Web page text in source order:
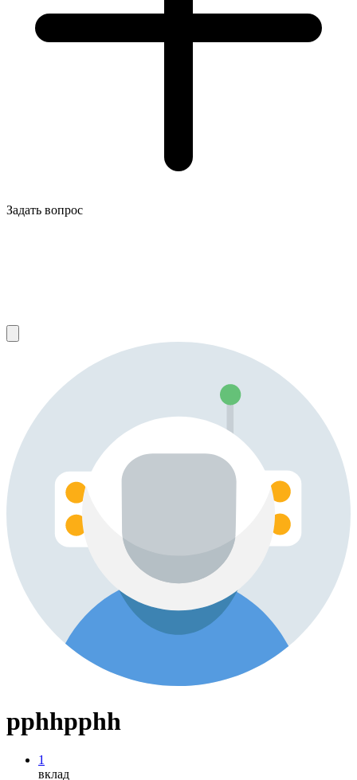
Задать вопрос
pphhpphh
1
вклад